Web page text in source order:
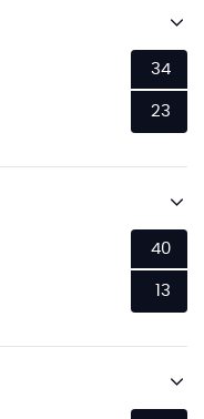
34
23
40
13